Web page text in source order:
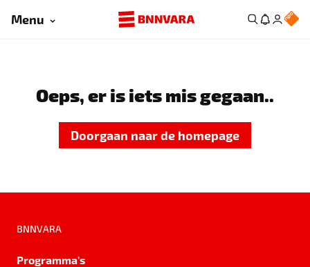
Menu
Oeps, er is iets mis gegaan..
Doorgaan naar de homepage
BNNVARA
Programma's